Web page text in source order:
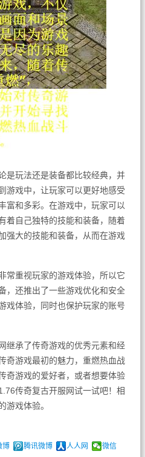
是玩法还是装备都比较经典，并
游戏中，让玩家可以更好地感受
富和多彩。在游戏中，玩家可以
着自己独特的技能和装备，随着
强大的技能和装备，从而在游戏
常重视玩家的游戏体验，所以它
，还推出了一些游戏优化和安全
戏体验，同时也保护玩家的账号
继承了传奇游戏的优秀元素和经
奇游戏最初的魅力，重燃热血战
奇游戏的爱好者，或者想要体验
传奇复古开服网试一试吧！相
游戏体验。
博 腾讯微博 人人网 微信